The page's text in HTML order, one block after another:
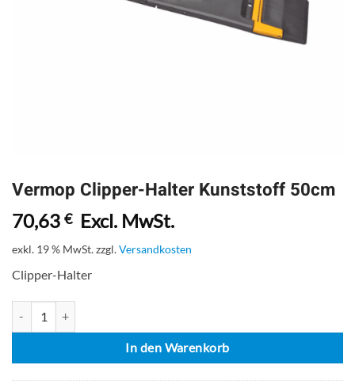
Vermop Clipper-Halter Kunststoff 50cm
70,63 € Excl. MwSt.
exkl. 19 % MwSt.zzgl.Versandkosten
Clipper-Halter
In den Warenkorb